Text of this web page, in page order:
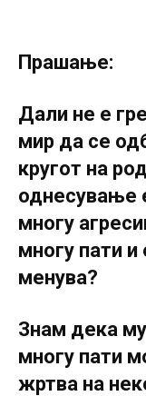
Прашање:
Дали не е
мир да се
кругот на
однесување
многу
многу пати и
менува?
Знам дека
многу пати
жртва на